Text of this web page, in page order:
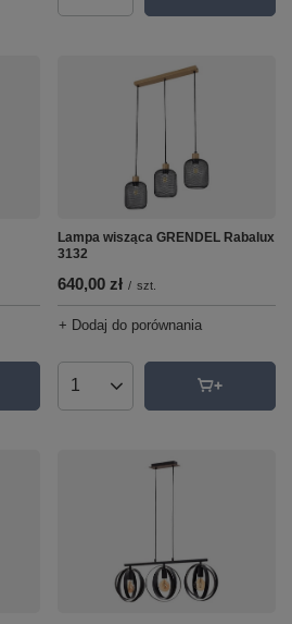
Lampa wisząca GRENDEL Rabalux
3132
640,00 zł / szt.
+ Dodaj do porównania
Ilość produktów